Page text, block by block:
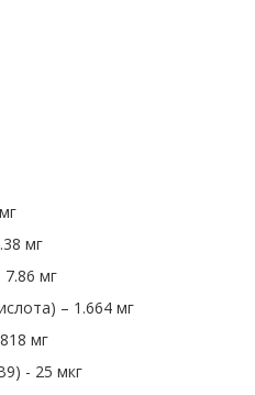
мг
мг
– 1.664 мг
мг
- 25 мкг